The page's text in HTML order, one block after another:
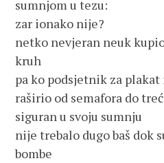
sumnjom u tezu:
zar ionako nije?
netko nevjeran neuk
kruh
pa ko podsjetnik za
raširio od semafora do
siguran u svoju sumnju
nije trebalo dugo baš dok
bombe